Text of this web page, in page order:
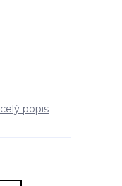
celý popis